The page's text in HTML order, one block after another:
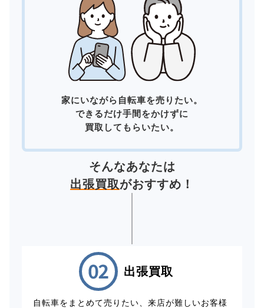
家にいながら自転車を売りたい。
できるだけ手間をかけずに
買取してもらいたい。
そんなあなたは
出張買取がおすすめ！
出張買取
自転車をまとめて売りたい、来店が難しいお客様